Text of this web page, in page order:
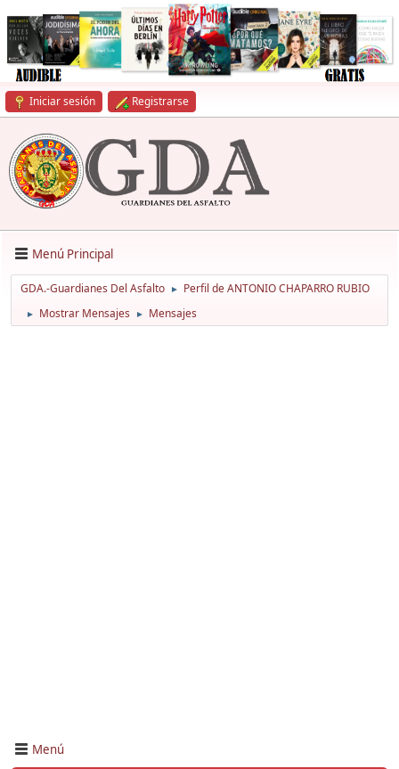
Iniciar sesión Registrarse
Menú Principal
GDA.-Guardianes Del Asfalto ► Perfil de ANTONIO CHAPARRO RUBIO
► Mostrar Mensajes ► Mensajes
Menú